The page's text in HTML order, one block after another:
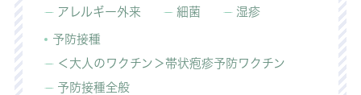
アレルギー外来
細菌 湿疹
予防接種
＜大人のワクチン＞帯状疱疹予防ワクチン
予防接種全般